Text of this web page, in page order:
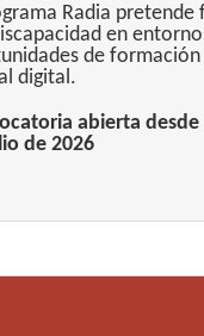
Radia
en
de
digital.
abierta
de 2026